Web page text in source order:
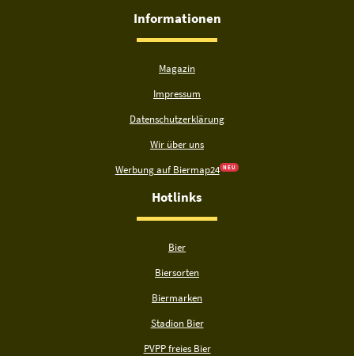
Informationen
Magazin
Impressum
Datenschutzerklärung
Wir über uns
Werbung auf Biermap24 N E U
Hotlinks
Bier
Biersorten
Biermarken
Stadion Bier
PVPP freies Bier